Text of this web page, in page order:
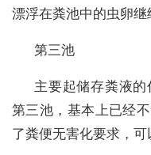
漂浮在粪池中的虫卵继
第三池
主要起储存粪液
第三池，基本上已经
了粪便无害化要求，可